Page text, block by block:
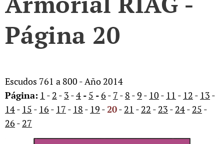
Página 20
Escudos 761 a 800 - Año 2014
Página: 1 - 2 - 3 -4 - 5 -6 - 7 - 8 -9 - 10 - 11 - 12 - 13 -
14- 15 - 16 - 17 - 18 - 19 -20- 21 - 22 - 23 - 24- 25 -
26 - 27